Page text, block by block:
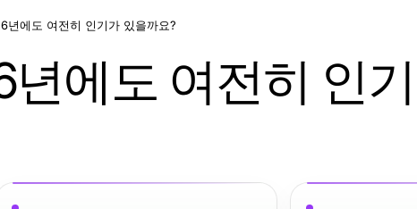
년에도 여전히 인기가 있을까요?
에도 여전히 인